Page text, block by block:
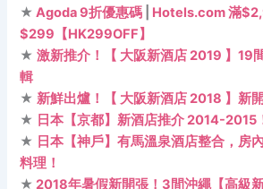
★Agoda 9折優惠碼
Hotels.com 滿
$299【HK299OFF】
★激新推介！【 大阪新酒店 2019 】19
輯
★新鮮出爐！【 大阪新酒店 2018 】新
★ 日本【京都】新酒店推介 2014-2015
★ 日本【神戶】有馬溫泉酒店整合，房
料理！
★2018年暑假新開張！3間沖繩【高級